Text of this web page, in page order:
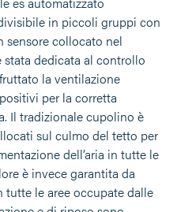
in piccoli gruppi con
sensore collocato nel
dedicata al controllo
la ventilazione
per la corretta
Il tradizionale cupolino è
sul culmo del tetto per
dell’aria in tutte le
è invece garantita da
le aree occupate dalle